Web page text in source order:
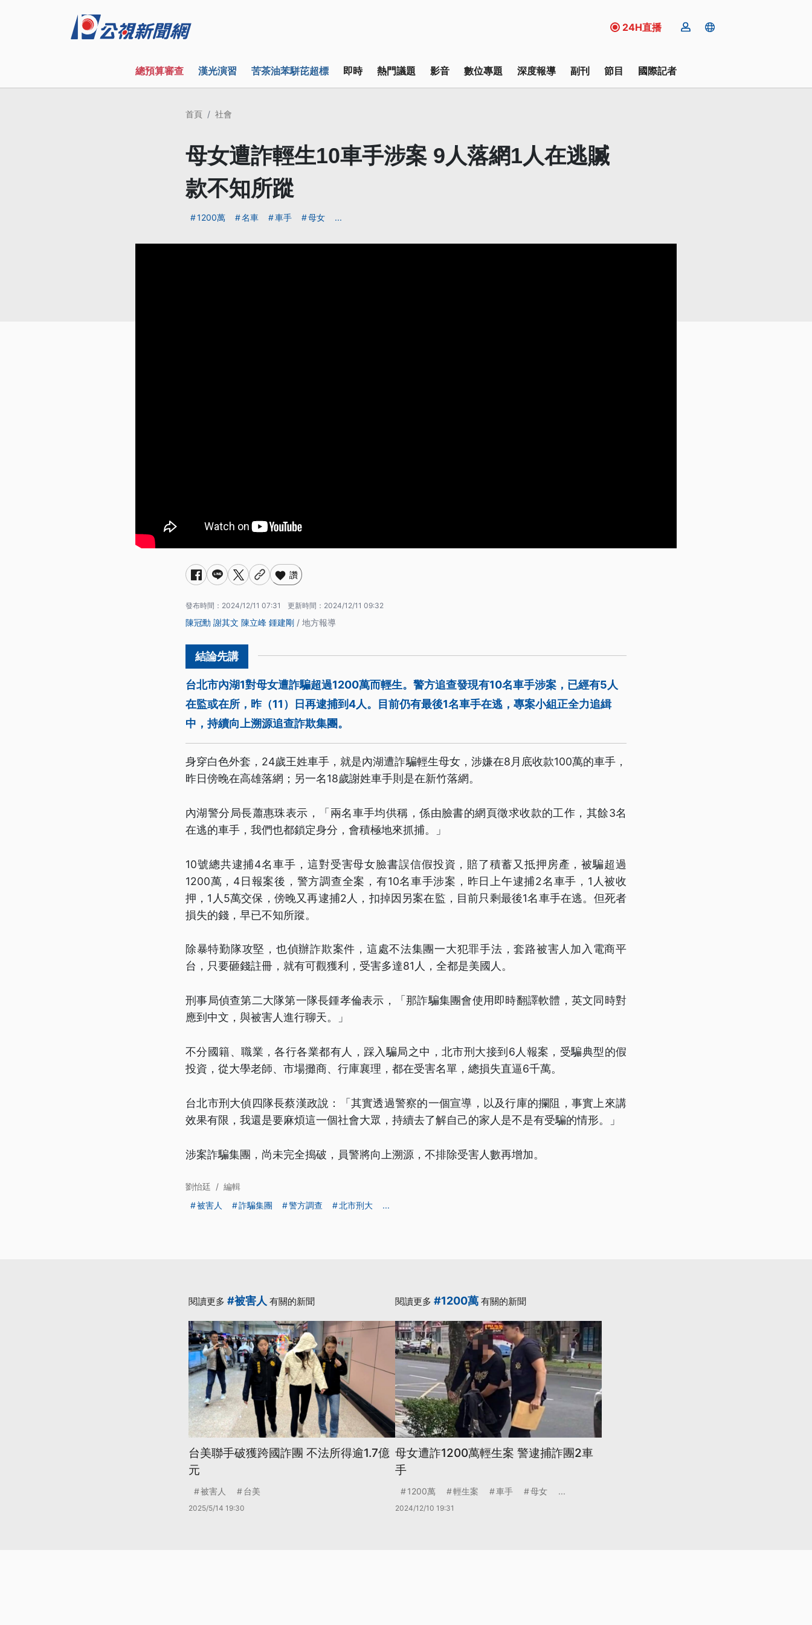
24H直播
總預算審查 漢光演習 苦茶油苯駢芘超標 即時 熱門議題 影音 數位專題 深度報導 副刊 節目 國際記者
首頁 社會
母女遭詐輕生10車手涉案 9人落網1人在逃贓
款不知所蹤
1200萬 名車 車手 母女 ...
讚
發布時間： 2024/12/11 07:31 更新時間： 2024/12/11 09:32
陳冠勳 謝其文 陳立峰 鍾建剛 / 地方報導
台北市內湖1對母女遭詐騙超過1200萬而輕生。警方追查發現有10名車手涉案，已經有5人
在監或在所，昨（11）日再逮捕到4人。目前仍有最後1名車手在逃，專案小組正全力追緝
中，持續向上溯源追查詐欺集團。
身穿白色外套，24歲王姓車手，就是內湖遭詐騙輕生母女，涉嫌在8月底收款100萬的車手，
昨日傍晚在高雄落網；另一名18歲謝姓車手則是在新竹落網。
內湖警分局長蕭惠珠表示，「兩名車手均供稱，係由臉書的網頁徵求收款的工作，其餘3名
在逃的車手，我們也都鎖定身分，會積極地來抓捕。」
10號總共逮捕4名車手，這對受害母女臉書誤信假投資，賠了積蓄又抵押房產，被騙超過
1200萬，4日報案後，警方調查全案，有10名車手涉案，昨日上午逮捕2名車手，1人被收
押，1人5萬交保，傍晚又再逮捕2人，扣掉因另案在監，目前只剩最後1名車手在逃。但死者
損失的錢，早已不知所蹤。
除暴特勤隊攻堅，也偵辦詐欺案件，這處不法集團一大犯罪手法，套路被害人加入電商平
台，只要砸錢註冊，就有可觀獲利，受害多達81人，全都是美國人。
刑事局偵查第二大隊第一隊長鍾孝倫表示，「那詐騙集團會使用即時翻譯軟體，英文同時對
應到中文，與被害人進行聊天。」
不分國籍、職業，各行各業都有人，踩入騙局之中，北市刑大接到6人報案，受騙典型的假
投資，從大學老師、市場攤商、行庫襄理，都在受害名單，總損失直逼6千萬。
台北市刑大偵四隊長蔡漢政說：「其實透過警察的一個宣導，以及行庫的攔阻，事實上來講
效果有限，我還是要麻煩這一個社會大眾，持續去了解自己的家人是不是有受騙的情形。」
涉案詐騙集團，尚未完全搗破，員警將向上溯源，不排除受害人數再增加。
劉怡廷 / 編輯
被害人
詐騙集團 警方調查 北市刑大 ...
閱讀更多 #被害人 有關的新聞
台美聯手破獲跨國詐團 不法所得逾1.7億
元
被害人 台美
2025/5/14 19:30
閱讀更多 #1200萬 有關的新聞
母女遭詐1200萬輕生案 警逮捕詐團2車
手
1200萬 輕生案 車手 母女 ...
2024/12/10 19:31